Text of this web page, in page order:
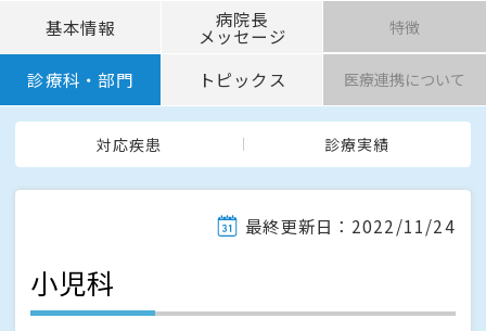
基本情報 病院長
メッセージ 特徴
診療科・部門 トピックス 医療連携について
対応疾患 診療実績
最終更新日：2022/11/24
小児科